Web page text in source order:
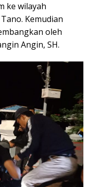
ke wilayah
Kemudian
oleh
Angin, SH.